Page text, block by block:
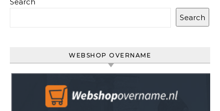
Search
WEBSHOP OVERNAME